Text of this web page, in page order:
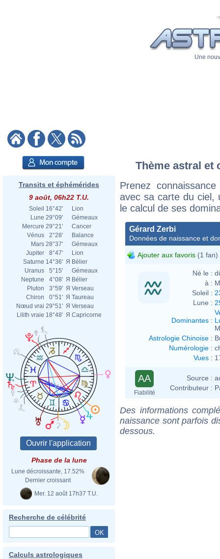
Une
Transits et éphémérides
9 août, 06h22 T.U.
Soleil 16°42'
Lion
Lune 29°09'
Gémeaux
Mercure 29°21'
Cancer
Vénus
2°28'
Balance
Mars 28°37'
Gémeaux
Jupiter
8°47'
Lion
Saturne 14°36' Я Bélier
Uranus
5°15'
Gémeaux
Neptune
4°08' Я Bélier
Pluton
3°59' Я Verseau
Chiron
0°51' Я Taureau
Nœud vrai 29°51' Я Verseau
Lilith vraie 18°48' Я Capricorne
Phase de la lune
Lune décroissante, 17.52%
Dernier croissant
Mer. 12 août 17h37 T.U.
Recherche de célébrité
Calculs astrologiques
Thème astral et
Prenez
avec sa carte du ciel,
le calcul de ses
Gérard Zerbi
Données de naissance et
Ajouter aux favoris (1 fan)
Né le :
à :
Soleil :
Lune :
Dominantes :
Astrologie Chinoise :
Numérologie :
Vues :
AA
Fiabilité
Source :
Contributeur :
Des informations
naissance sont parfois
dessous.